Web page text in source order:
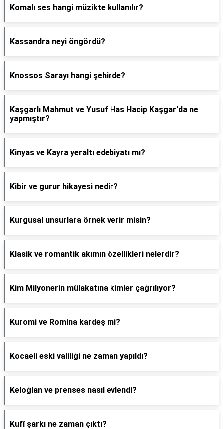
Komalı ses hangi müzikte kullanılır?
Kassandra neyi öngördü?
Knossos Sarayı hangi şehirde?
Kaşgarlı Mahmut ve Yusuf Has Hacip Kaşgar'da ne
yapmıştır?
Kinyas ve Kayra yeraltı edebiyatı mı?
Kibir ve gurur hikayesi nedir?
Kurgusal unsurlara örnek verir misin?
Klasik ve romantik akımın özellikleri nelerdir?
Kim Milyonerin mülakatına kimler çağrılıyor?
Kuromi ve Romina kardeş mi?
Kocaeli eski valiliği ne zaman yapıldı?
Keloğlan ve prenses nasıl evlendi?
Kufî şarkı ne zaman çıktı?